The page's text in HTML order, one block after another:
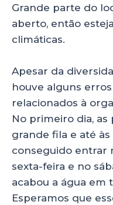
Grande parte do
aberto, então
climáticas.
Apesar da
houve alguns
relacionados à
No primeiro dia,
grande fila e até
conseguido entrar
sexta-feira e no
acabou a água em
Esperamos que